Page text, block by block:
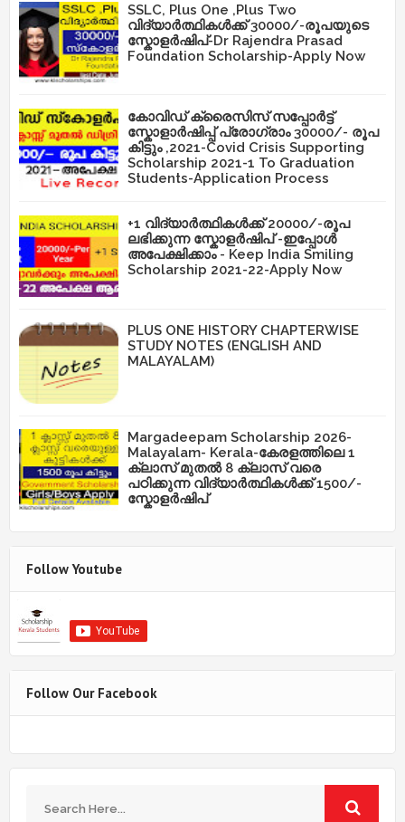
SSLC, Plus One ,Plus Two
വിദ്യാർത്ഥികൾക്ക് 30000/-രൂപയുടെ
സ്കോളർഷിപ്-Dr Rajendra Prasad
Foundation Scholarship-Apply Now
കോവിഡ് ക്രൈസിസ് സപ്പോർട്ട്
സ്കോളാർഷിപ്പ് പ്രോഗ്രാം 30000/- രൂപ
കിട്ടും ,2021-Covid Crisis Supporting
Scholarship 2021-1 To Graduation
Students-Application Process
+1 വിദ്യാർത്ഥികൾക്ക് 20000/-രൂപ
ലഭിക്കുന്ന സ്കോളർഷിപ് -ഇപ്പോൾ
അപേക്ഷിക്കാം - Keep India Smiling
Scholarship 2021-22-Apply Now
PLUS ONE HISTORY CHAPTERWISE
STUDY NOTES (ENGLISH AND
MALAYALAM)
Margadeepam Scholarship 2026-
Malayalam- Kerala-കേരളത്തിലെ 1
ക്ലാസ് മുതൽ 8 ക്ലാസ് വരെ
പഠിക്കുന്ന വിദ്യാർത്ഥികൾക്ക് 1500/-
സ്കോളർഷിപ്
Follow Youtube
Follow Our Facebook